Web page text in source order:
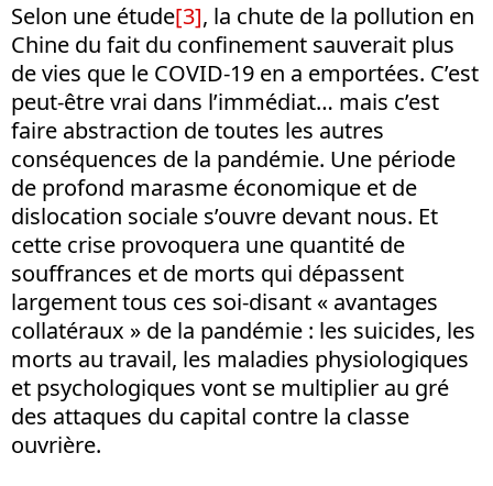
Selon une étude[3], la chute de la pollution en
Chine du fait du confinement sauverait plus
de vies que le COVID-19 en a emportées. C’est
peut-être vrai dans l’immédiat… mais c’est
faire abstraction de toutes les autres
conséquences de la pandémie. Une période
de profond marasme économique et de
dislocation sociale s’ouvre devant nous. Et
cette crise provoquera une quantité de
souffrances et de morts qui dépassent
largement tous ces soi-disant « avantages
collatéraux » de la pandémie : les suicides, les
morts au travail, les maladies physiologiques
et psychologiques vont se multiplier au gré
des attaques du capital contre la classe
ouvrière.